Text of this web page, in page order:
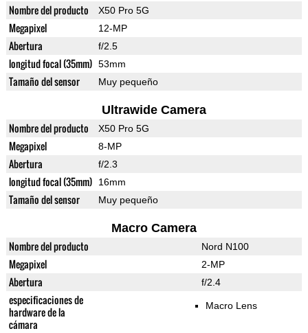
Nombre del producto X50 Pro 5G
Megapixel 12-MP
Abertura f/2.5
longitud focal (35mm) 53mm
Tamaño del sensor Muy pequeño
Ultrawide Camera
Nombre del producto X50 Pro 5G
Megapixel 8-MP
Abertura f/2.3
longitud focal (35mm) 16mm
Tamaño del sensor Muy pequeño
Macro Camera
Nombre del producto Nord N100
Megapixel 2-MP
Abertura f/2.4
especificaciones de
hardware de la
cámara
Macro Lens